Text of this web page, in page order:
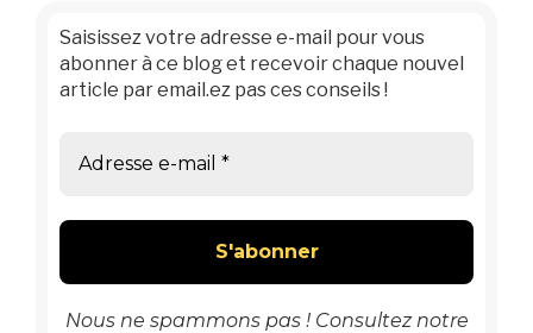
Saisissez votre adresse e-mail pour vous
abonner à ce blog et recevoir chaque nouvel
article par email.ez pas ces conseils !
Nous ne spammons pas ! Consultez notre